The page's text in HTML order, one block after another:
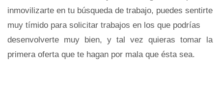
inmovilizarte en tu búsqueda de trabajo, puedes sentirte
muy tímido para solicitar trabajos en los que podrías
desenvolverte muy bien, y tal vez quieras tomar la
primera oferta que te hagan por mala que ésta sea.